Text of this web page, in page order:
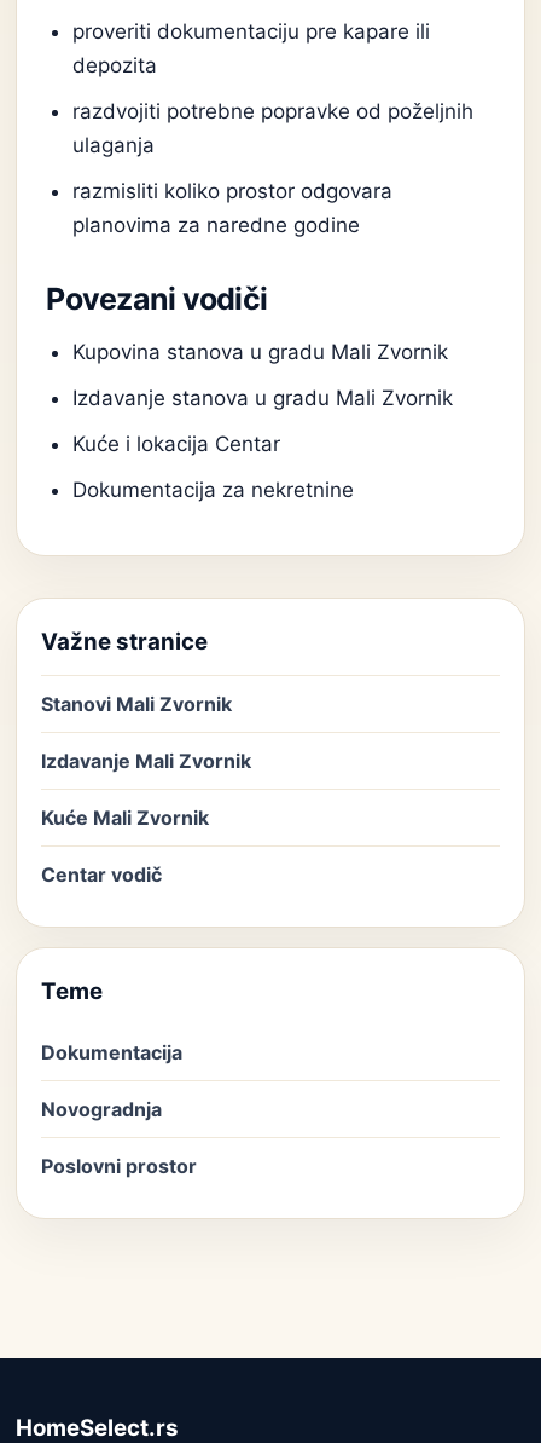
proveriti dokumentaciju pre kapare ili
depozita
razdvojiti potrebne popravke od poželjnih
ulaganja
razmisliti koliko prostor odgovara
planovima za naredne godine
Povezani vodiči
Kupovina stanova u gradu Mali Zvornik
Izdavanje stanova u gradu Mali Zvornik
Kuće i lokacija Centar
Dokumentacija za nekretnine
Važne stranice
Stanovi Mali Zvornik
Izdavanje Mali Zvornik
Kuće Mali Zvornik
Centar vodič
Teme
Dokumentacija
Novogradnja
Poslovni prostor
HomeSelect.rs